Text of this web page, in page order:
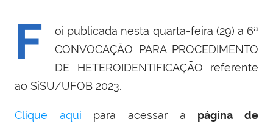
F
oi publicada nesta quarta-feira (29) a 6ª
CONVOCAÇÃO PARA PROCEDIMENTO
DE HETEROIDENTIFICAÇÃO referente
ao SiSU/UFOB 2023.
Clique aqui para acessar a página de